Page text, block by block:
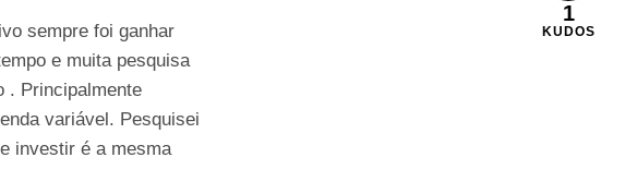
sempre foi ganhar
e muita pesquisa
. Principalmente
variável. Pesquisei
investir é a mesma
1
KUDOS